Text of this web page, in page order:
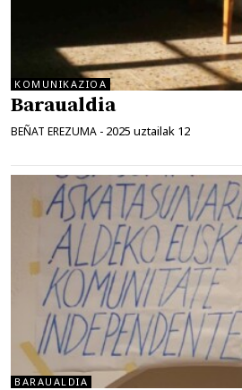
KOMUNIKAZIOA
Baraualdia
BEÑAT EREZUMA - 2025 uztailak 12
BARAUALDIA